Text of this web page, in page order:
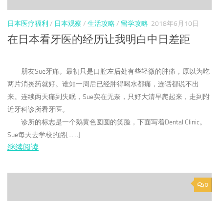
日本医疗福利 / 日本观察 / 生活攻略/ 留学攻略 2018年6月10日
在日本看牙医的经历让我明白中日差距
朋友Sue牙痛。最初只是口腔左后处有些轻微的肿痛，原以为吃
两片消炎药就好。谁知一周后已经肿得喝水都痛，连话都说不出
来。连续两天痛到失眠，Sue实在无奈，只好大清早爬起来，走到附
近牙科诊所看牙医。
诊所的标志是一个鹅黄色圆圆的笑脸，下面写着Dental Clinic。
Sue每天去学校的路[……]
继续阅读
0